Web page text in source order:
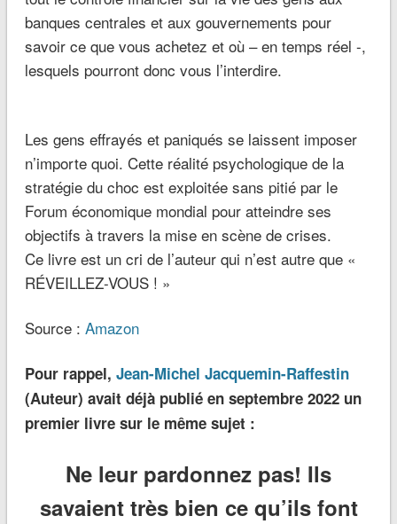
banques centrales et aux gouvernements pour
savoir ce que vous achetez et où – en temps réel -,
lesquels pourront donc vous l’interdire.
Les gens effrayés et paniqués se laissent imposer
n’importe quoi. Cette réalité psychologique de la
stratégie du choc est exploitée sans pitié par le
Forum économique mondial pour atteindre ses
objectifs à travers la mise en scène de crises.
Ce livre est un cri de l’auteur qui n’est autre que «
RÉVEILLEZ-VOUS ! »
Source : Amazon
Pour rappel, Jean-Michel Jacquemin-Raffestin
(Auteur) avait déjà publié en septembre 2022 un
premier livre sur le même sujet :
Ne leur pardonnez pas! Ils
savaient très bien ce qu’ils font